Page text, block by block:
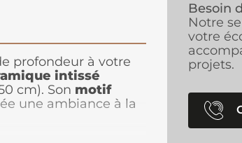
profondeur à votre
intissé
cm). Son motif
une ambiance à la
de la nature offre
Besoin
Notre
votre
projets.